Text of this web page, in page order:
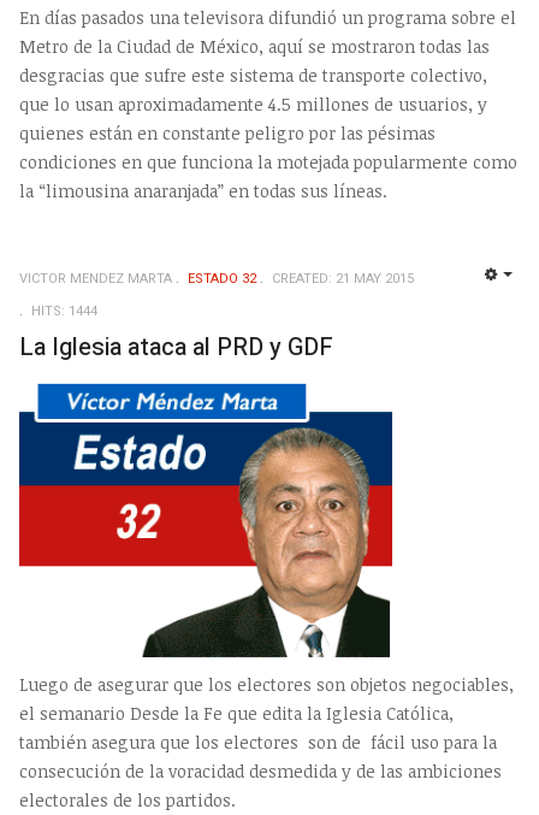
En días pasados una televisora difundió un programa sobre el
Metro de la Ciudad de México, aquí se mostraron todas las
desgracias que sufre este sistema de transporte colectivo,
que lo usan aproximadamente 4.5 millones de usuarios, y
quienes están en constante peligro por las pésimas
condiciones en que funciona la motejada popularmente como
la “limousina anaranjada” en todas sus líneas.
VICTOR MENDEZ MARTA ESTADO 32
CREATED: 21 MAY 2015
HITS: 1444
La Iglesia ataca al PRD y GDF
Luego de asegurar que los electores son objetos negociables,
el semanario Desde la Fe que edita la Iglesia Católica,
también asegura que los electores son de fácil uso para la
consecución de la voracidad desmedida y de las ambiciones
electorales de los partidos.